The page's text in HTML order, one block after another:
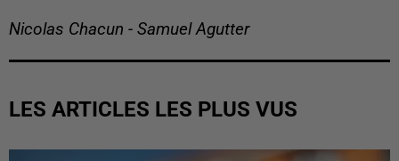
Nicolas Chacun - Samuel Agutter
LES ARTICLES LES PLUS VUS